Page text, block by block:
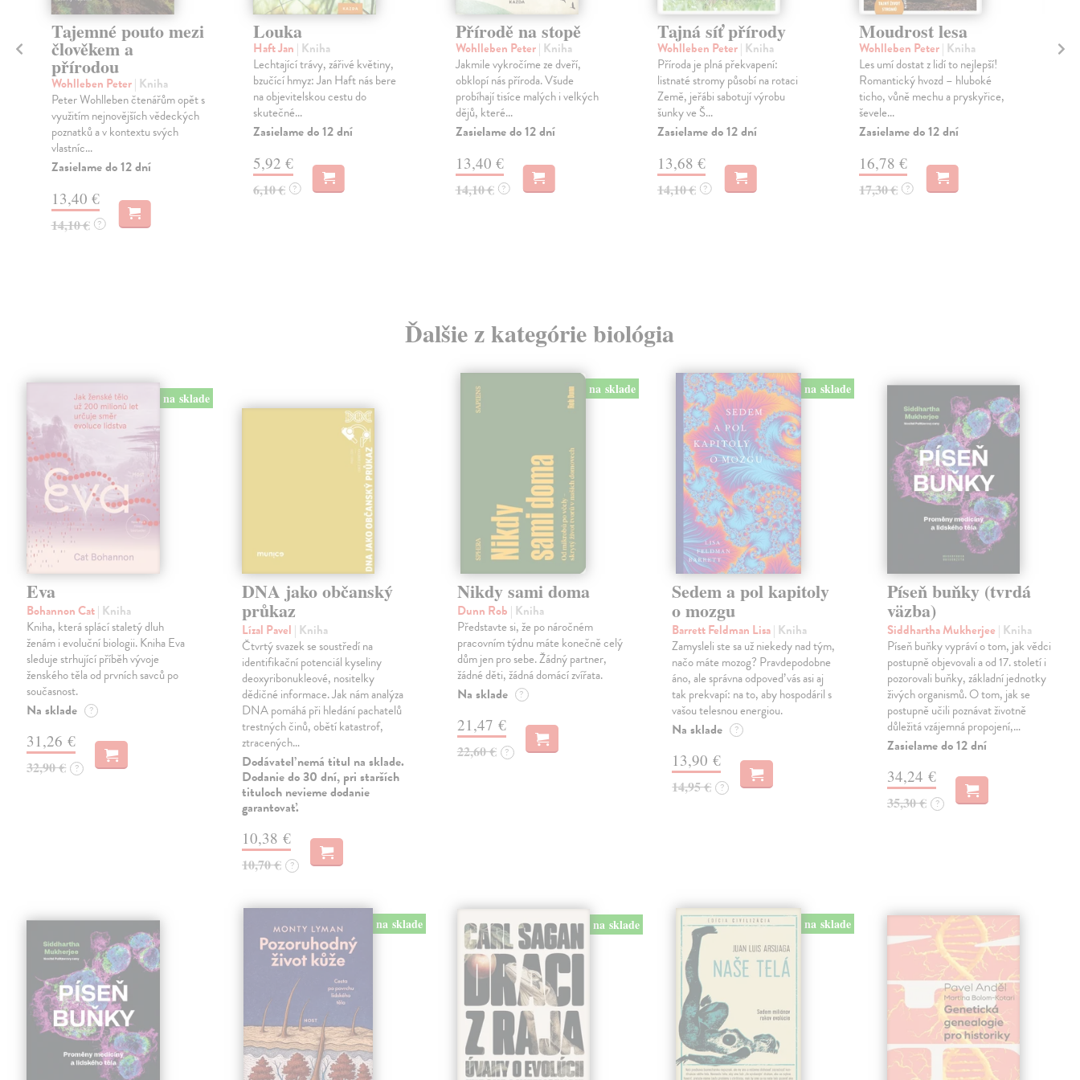
Tajemné pouto mezi
člověkem a
přírodou
Wohlleben Peter| Kniha
Peter Wohlleben čtenářům opět s
využitím nejnovějších vědeckých
poznatků a v kontextu svých
vlastníc...
Zasielame do 12 dní
13,40 €
14,10 € ?
Louka
Haft Jan | Kniha
Lechtající trávy, zářivé květiny,
bzučící hmyz: Jan Haft nás bere
na objevitelskou cestu do
skutečné...
Zasielame do 12 dní
5,92 €
6,10 € ?
Přírodě na stopě
Wohlleben Peter| Kniha
Jakmile vykročíme ze dveří,
obklopí nás příroda. Všude
probíhají tisíce malých i velkých
dějů, které...
Zasielame do 12 dní
13,40 €
14,10 € ?
Tajná síť přírody
Wohlleben Peter| Kniha
Příroda je plná překvapení:
listnaté stromy působí na rotaci
Země, jeřábi sabotují výrobu
šunky ve Š...
Zasielame do 12 dní
13,68 €
14,10 € ?
Moudrost lesa
Wohlleben Peter| Kniha
Les umí dostat z lidí to nejlepší!
Romantický hvozd – hluboké
ticho, vůně mechu a pryskyřice,
ševele...
Zasielame do 12 dní
16,78 €
17,30 € ?
Ďalšie z kategórie biológia
na sklade
Eva
Bohannon Cat| Kniha
Kniha, která splácí staletý dluh
ženám i evoluční biologii. Kniha Eva
sleduje strhující příběh vývoje
ženského těla od prvních savců po
současnost.
Na sklade ?
31,26 €
32,90 € ?
DNA jako občanský
průkaz
Lízal Pavel | Kniha
Čtvrtý svazek se soustředí na
identifikační potenciál kyseliny
deoxyribonukleové, nositelky
dědičné informace. Jak nám analýza
DNA pomáhá při hledání pachatelů
trestných činů, obětí katastrof,
ztracených…
Dodávateľ nemá titul na sklade.
Dodanie do 30 dní, pri starších
tituloch nevieme dodanie
garantovať.
10,38 €
10,70 € ?
na sklade
Nikdy sami doma
Dunn Rob | Kniha
Představte si, že po náročném
pracovním týdnu máte konečně celý
dům jen pro sebe. Žádný partner,
žádné děti, žádná domácí zvířata.
Na sklade ?
21,47 €
22,60 € ?
na sklade
Sedem a pol kapitoly
o mozgu
Barrett Feldman Lisa| Kniha
Zamysleli ste sa už niekedy nad tým,
načo máte mozog? Pravdepodobne
áno, ale správna odpoveď vás asi aj
tak prekvapí: na to, aby hospodáril s
vašou telesnou energiou.
Na sklade ?
13,90 €
14,95 € ?
Píseň buňky (tvrdá
väzba)
Siddhartha Mukherjee | Kniha
Píseň buňky vypráví o tom, jak vědci
postupně objevovali a od 17. století i
pozorovali buňky, základní jednotky
živých organismů. O tom, jak se
postupně učili poznávat životně
důležitá vzájemná propojení,…
Zasielame do 12 dní
34,24 €
35,30 € ?
na sklade na sklade na sklade